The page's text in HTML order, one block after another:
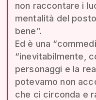
non raccontare i
mentalità del
bene”.
Ed è una
“inevitabilmente,
personaggi e la
potevamo non
che ci circonda e